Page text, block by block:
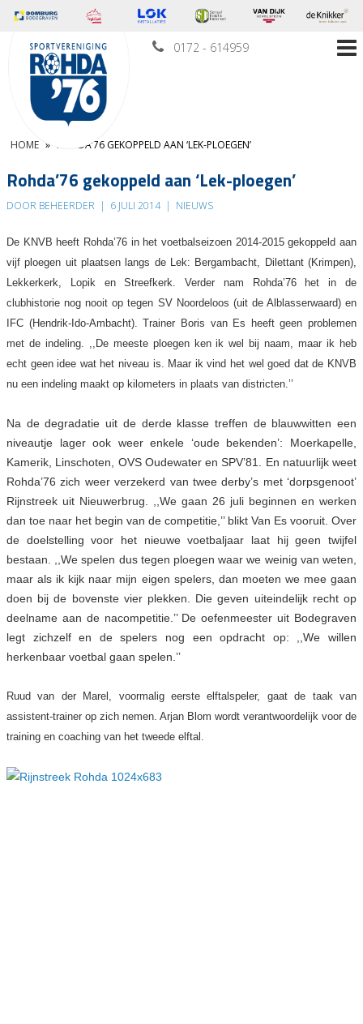
0172 - 614959
HOME » ROHDA’76 GEKOPPELD AAN ‘LEK-PLOEGEN’
Rohda’76 gekoppeld aan ‘Lek-ploegen’
DOOR BEHEERDER | 6 JULI 2014 | NIEUWS
De KNVB heeft Rohda’76 in het voetbalseizoen 2014-2015 gekoppeld aan
vijf ploegen uit plaatsen langs de Lek: Bergambacht, Dilettant (Krimpen),
Lekkerkerk, Lopik en Streefkerk. Verder nam Rohda’76 het in de
clubhistorie nog nooit op tegen SV Noordeloos (uit de Alblasserwaard) en
IFC (Hendrik-Ido-Ambacht). Trainer Boris van Es heeft geen problemen
met de indeling. ,,De meeste ploegen ken ik wel bij naam, maar ik heb
echt geen idee wat het niveau is. Maar ik vind het wel goed dat de KNVB
nu een indeling maakt op kilometers in plaats van districten.’’
Na de degradatie uit de derde klasse treffen de blauwwitten een
niveautje lager ook weer enkele ‘oude bekenden’: Moerkapelle,
Kamerik, Linschoten, OVS Oudewater en SPV’81. En natuurlijk weet
Rohda’76 zich weer verzekerd van twee derby’s met ‘dorpsgenoot’
Rijnstreek uit Nieuwerbrug. ,,We gaan 26 juli beginnen en werken
dan toe naar het begin van de competitie,’’ blikt Van Es vooruit. Over
de doelstelling voor het nieuwe voetbaljaar laat hij geen twijfel
bestaan. ,,We spelen dus tegen ploegen waar we weinig van weten,
maar als ik kijk naar mijn eigen spelers, dan moeten we mee gaan
doen bij de bovenste vier plekken. Die geven uiteindelijk recht op
deelname aan de nacompetitie.’’ De oefenmeester uit Bodegraven
legt zichzelf en de spelers nog een opdracht op: ,,We willen
herkenbaar voetbal gaan spelen.’’
Ruud van der Marel, voormalig eerste elftalspeler, gaat de taak van
assistent-trainer op zich nemen. Arjan Blom wordt verantwoordelijk voor de
training en coaching van het tweede elftal.